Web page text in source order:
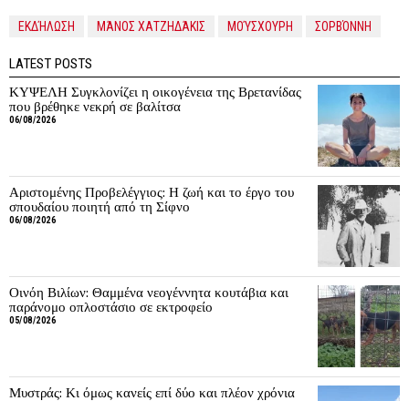
ΕΚΔΉΛΩΣΗ ΜΆΝΟΣ ΧΑΤΖΗΔΆΚΙΣ ΜΟΎΣΧΟΥΡΗ ΣΟΡΒΌΝΝΗ
LATEST POSTS
ΚΥΨΕΛΗ Συγκλονίζει η οικογένεια της Βρετανίδας
που βρέθηκε νεκρή σε βαλίτσα
06/08/2026
Αριστομένης Προβελέγγιος: Η ζωή και το έργο του
σπουδαίου ποιητή από τη Σίφνο
06/08/2026
Οινόη Βιλίων: Θαμμένα νεογέννητα κουτάβια και
παράνομο οπλοστάσιο σε εκτροφείο
05/08/2026
Μυστράς: Κι όμως κανείς επί δύο και πλέον χρόνια